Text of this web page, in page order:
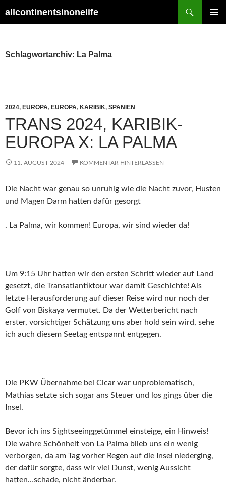
Inhalt
allcontinentsinonelife
Schlagwortarchiv: La Palma
2024, EUROPA, EUROPA, KARIBIK, SPANIEN
TRANS 2024, KARIBIK-
EUROPA X: LA PALMA
11. AUGUST 2024 KOMMENTAR HINTERLASSEN
Die Nacht war genau so unruhig wie die Nacht zuvor, Husten
und Magen Darm hatten dafür gesorgt
. La Palma, wir kommen! Europa, wir sind wieder da!
Um 9:15 Uhr hatten wir den ersten Schritt wieder auf Land
gesetzt, die Transatlantiktour war damit Geschichte! Als
letzte Herausforderung auf dieser Reise wird nur noch der
Golf von Biskaya vermutet. Da der Wetterbericht nach
erster, vorsichtiger Schätzung uns aber hold sein wird, sehe
ich auch diesem Seetag entspannt entgegen.
Die PKW Übernahme bei Cicar war unproblematisch,
Mathias setzte sich sogar ans Steuer und los gings über die
Insel.
Bevor ich ins Sightseeinggetümmel einsteige, ein Hinweis!
Die wahre Schönheit von La Palma blieb uns ein wenig
verborgen, da am Tag vorher Regen auf die Insel niederging,
der dafür sorgte, dass wir viel Dunst, wenig Aussicht
hatten…schade, nicht änderbar.